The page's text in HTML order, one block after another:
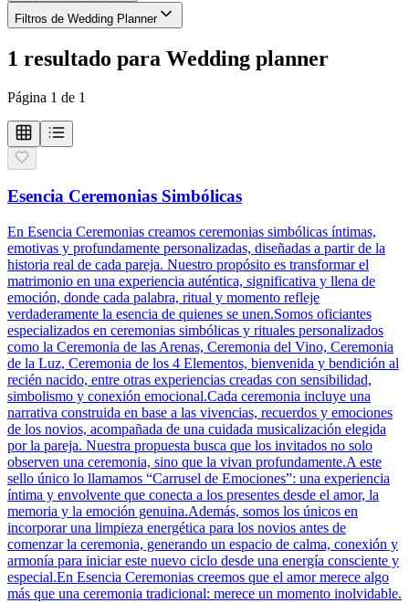
Filtros de Wedding Planner
1 resultado para Wedding planner
Página 1 de 1
Esencia Ceremonias Simbólicas
En Esencia Ceremonias creamos ceremonias simbólicas íntimas,
emotivas y profundamente personalizadas, diseñadas a partir de la
historia real de cada pareja. Nuestro propósito es transformar el
matrimonio en una experiencia auténtica, significativa y llena de
emoción, donde cada palabra, ritual y momento refleje
verdaderamente la esencia de quienes se unen.Somos oficiantes
especializados en ceremonias simbólicas y rituales personalizados
como la Ceremonia de las Arenas, Ceremonia del Vino, Ceremonia
de la Luz, Ceremonia de los 4 Elementos, bienvenida y bendición al
recién nacido, entre otras experiencias creadas con sensibilidad,
simbolismo y conexión emocional.Cada ceremonia incluye una
narrativa construida en base a las vivencias, recuerdos y emociones
de los novios, acompañada de una cuidada musicalización elegida
por la pareja. Nuestra propuesta busca que los invitados no solo
observen una ceremonia, sino que la vivan profundamente.A este
sello único lo llamamos “Carrusel de Emociones”: una experiencia
íntima y envolvente que conecta a los presentes desde el amor, la
memoria y la emoción genuina.Además, somos los únicos en
incorporar una limpieza energética para los novios antes de
comenzar la ceremonia, generando un espacio de calma, conexión y
armonía para iniciar este nuevo ciclo desde una energía consciente y
especial.En Esencia Ceremonias creemos que el amor merece algo
más que una ceremonia tradicional: merece un momento inolvidable.